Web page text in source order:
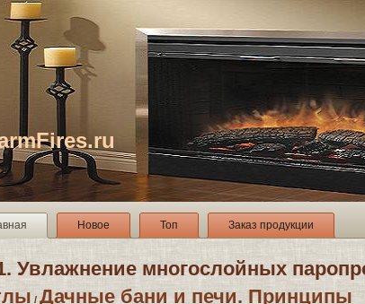
Новое Топ Заказ продукции
Увлажнение многослойных
/ Дачные бани и печи. Принципы